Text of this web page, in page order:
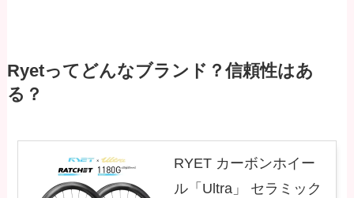
Ryetってどんなブランド？信頼性はあ
る？
RYET カーボンホイー
ル「Ultra」 セラミック